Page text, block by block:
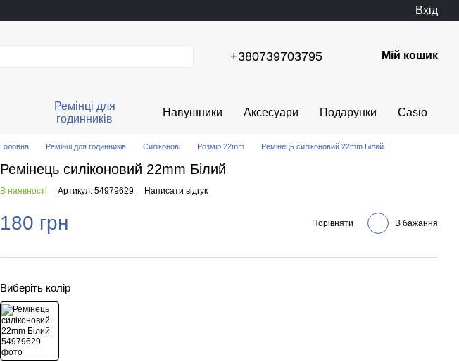
Вхід
+380739703795 Мій кошик
Ремінці для
годинників
Навушники Аксесуари Подарунки Casio
Головна Ремінці для годинників Силіконові Розмір 22mm Ремінець силіконовий 22mm Білий
Ремінець силіконовий 22mm Білий
В наявності Артикул: 54979629 Написати відгук
180 грн Порівняти В бажання
Виберіть колір